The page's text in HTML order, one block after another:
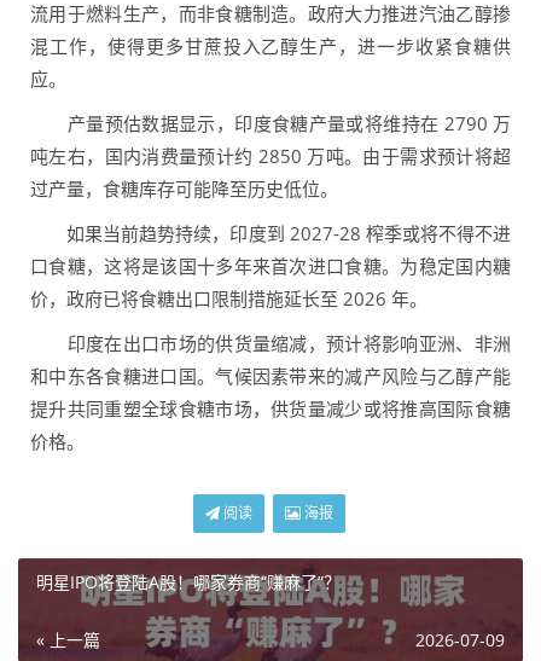
流用于燃料生产，而非食糖制造。政府大力推进汽油乙醇掺
混工作，使得更多甘蔗投入乙醇生产，进一步收紧食糖供
应。
产量预估数据显示，印度食糖产量或将维持在 2790 万
吨左右，国内消费量预计约 2850 万吨。由于需求预计将超
过产量，食糖库存可能降至历史低位。
如果当前趋势持续，印度到 2027-28 榨季或将不得不进
口食糖，这将是该国十多年来首次进口食糖。为稳定国内糖
价，政府已将食糖出口限制措施延长至 2026 年。
印度在出口市场的供货量缩减，预计将影响亚洲、非洲
和中东各食糖进口国。气候因素带来的减产风险与乙醇产能
提升共同重塑全球食糖市场，供货量减少或将推高国际食糖
价格。
阅读 海报
明星IPO将登陆A股！哪家券商“赚麻了”？
« 上一篇 2026-07-09